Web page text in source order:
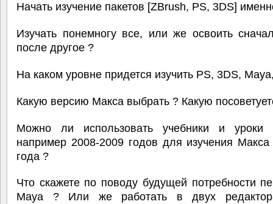
Начать изучение пакетов [ZBrush, PS, 3DS]
Изучать понемногу все, или же освоить
после другое ?
На каком уровне придется изучить PS, 3DS,
Какую версию Макса выбрать ? Какую
Можно ли использовать учебники и уроки
например 2008-2009 годов для изучения Макса
года ?
Что скажете по поводу будущей потребности
Maya ? Или же работать в двух